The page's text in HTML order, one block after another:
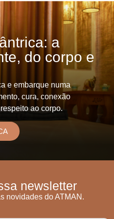
a
do corpo e
e embarque numa
cura, conexão
ao corpo.
newsletter
novidades do ATMAN.